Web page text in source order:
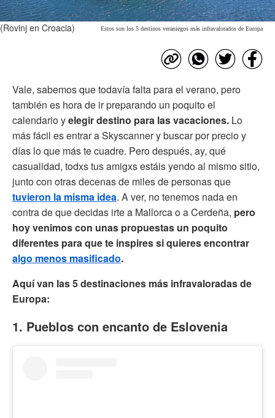
Estos son los 5 destinos veraniegos más infravalorados de Europa
(Rovinj en Croacia)
Vale, sabemos que todavía falta para el verano, pero
también es hora de ir preparando un poquito el
calendario yelegir destino para las vacaciones. Lo
más fácil es entrar a Skyscanner y buscar por precio y
días lo que más te cuadre. Pero después, ay, qué
casualidad, todxs tus amigxs estáis yendo al mismo sitio,
junto con otras decenas de miles de personas que
tuvieron la misma idea. A ver, no tenemos nada en
contra de que decidas irte a Mallorca o a Cerdeña, pero
hoy venimos con unas propuestas un poquito
diferentes para que te inspires si quieres encontrar
algo menos masificado.
Aquí van las 5 destinaciones más infravaloradas de
Europa:
1. Pueblos con encanto de Eslovenia